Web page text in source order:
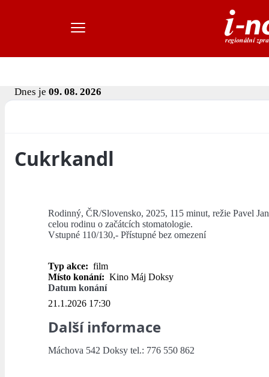
Dnes je 09. 08. 2026
Cukrkandl
Rodinný, ČR/Slovensko, 2025, 115 minut, režie Pavel
celou rodinu o začátcích stomatologie.
Vstupné 110/130,- Přístupné bez omezení
Typ akce: film
Místo konání: Kino Máj Doksy
Datum konání
21.1.2026 17:30
Další informace
Máchova 542 Doksy tel.: 776 550 862